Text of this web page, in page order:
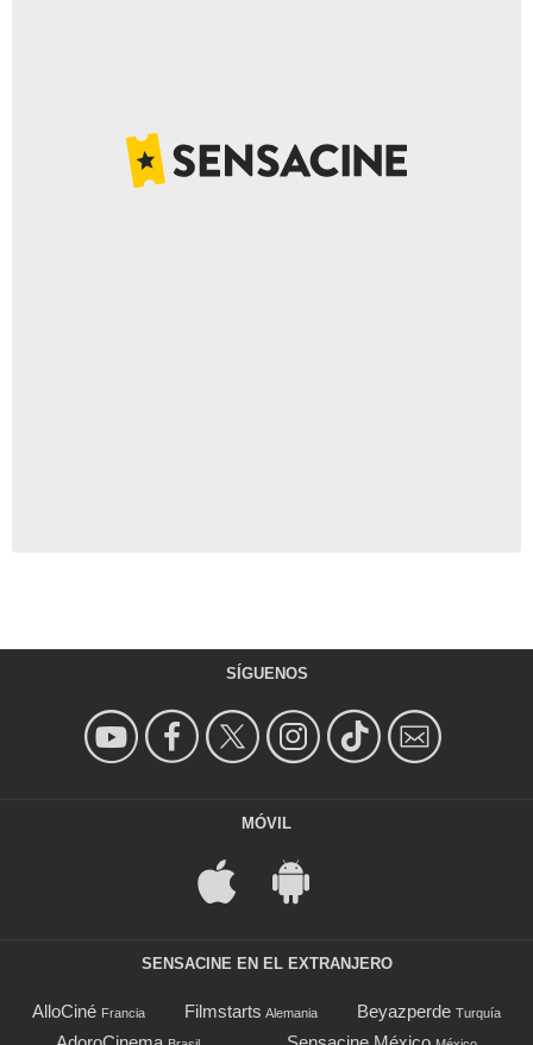
SÍGUENOS
MÓVIL
SENSACINE EN EL EXTRANJERO
AlloCiné Francia Filmstarts Alemania Beyazperde Turquía